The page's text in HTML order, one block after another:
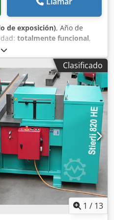
de exposición), Año de
totalmente funcional,
mm
de trabajo:200 mm,
°, espesor chapa acero
cobre (máx.): 20 mm,
s, fuerza de flexión (máx.):
dobladora horizontal,
del ángulo. Muy versátil,
acero redondo, perfiles,
herramientas de conformado
propias o herramientas
como prensa de
Fuerza de doblado: 42
200 mm. Carrera de
de forma continua.
mm S235. Capacidad de
de doblado y
selector. Máquina de
Clasificado
1 / 13